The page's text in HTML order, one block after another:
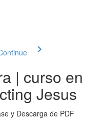
| curso en
Jesus
y Descarga de PDF